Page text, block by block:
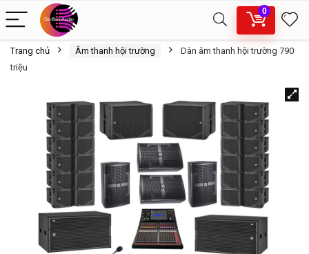
0
Trang chủ Âm thanh hội trường
Dàn âm thanh hội trường 790
triệu